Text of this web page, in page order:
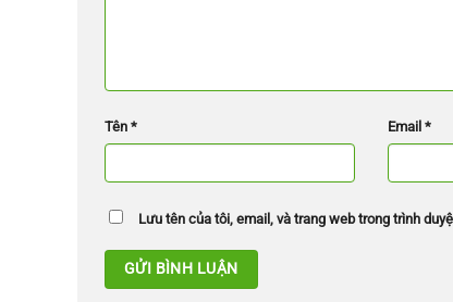
Tên * Email*
Lưu tên của tôi, email, và trang web trong trình